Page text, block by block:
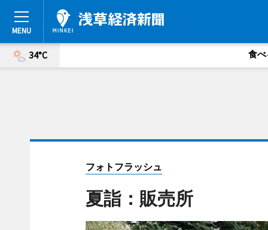
34°C 食べ
フォトフラッシュ
夏詣：販売所